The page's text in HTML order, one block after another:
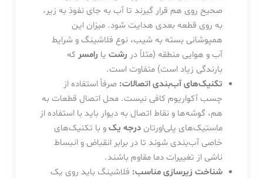
صحیح روی هم قرار گیرند تا آب به جای نفوذ به زیر،
به روی قطعه بعدی هدایت شود. میزان این
همپوشانی بسته به شیب، نوع فلاشینگ و شرایط
آب و هوایی منطقه (مثلاً در رشت یا رامسر که
بارندگی زیاد است) متفاوت است.
تکنیک‌های آب‌بندی اتصالات: صرفاً استفاده از
چسب آکواریوم کافی نیست. محل اتصال قطعات به
هم، گوشه‌ها و نقاط اتصال به دیوار باید با استفاده از
ماستیک‌های پلی‌اورتاندرجه یکو با تکنیک‌های
خاصی آب‌بندی شوند تا در برابر انقباض و انبساط
ناشی از تغییرات دما مقاوم باشند.
شناخت زیرسازی مناسب: فلاشینگ باید روی یک